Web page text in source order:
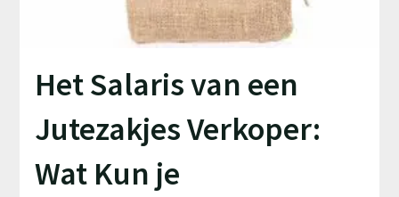
Het Salaris van een
Jutezakjes Verkoper:
Wat Kun je